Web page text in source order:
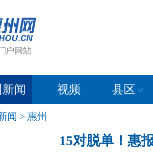
闻 视频 县区
闻 > 惠州
15对脱单！惠